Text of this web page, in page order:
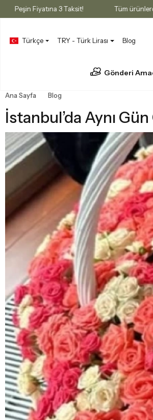
Peşin Fiyatına 3 Taksit!
Türkçe TRY - Türk Lirası Blog
Gönderi
Ana Sayfa Blog
İstanbul’da Aynı